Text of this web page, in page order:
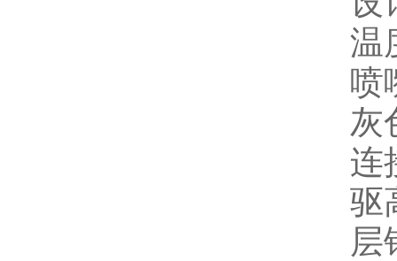
温
喷
灰
连
驱
层